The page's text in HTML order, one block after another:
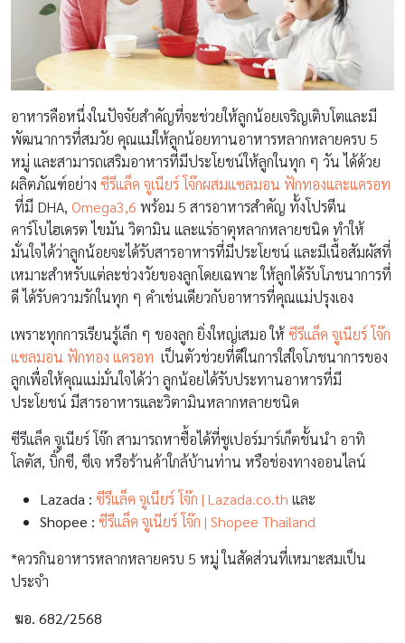
อาหารคือหนึ่งในปัจจัยสำคัญที่จะช่วยให้ลูกน้อยเจริญเติบโตและมี
พัฒนาการที่สมวัย คุณแม่ให้ลูกน้อยทานอาหารหลากหลายครบ 5
หมู่ และสามารถเสริมอาหารที่มีประโยชน์ให้ลูกในทุก ๆ วัน ได้ด้วย
ผลิตภัณฑ์อย่าง ซีรีแล็ค จูเนียร์ โจ๊กผสมแซลมอน ฟักทองและแครอท
ที่มี DHA, Omega3,6 พร้อม 5 สารอาหารสำคัญ ทั้งโปรตีน
คาร์โบไฮเดรต ไขมัน วิตามิน และแร่ธาตุหลากหลายชนิด ทำให้
มั่นใจได้ว่าลูกน้อยจะได้รับสารอาหารที่มีประโยชน์ และมีเนื้อสัมผัสที่
เหมาะสำหรับแต่ละช่วงวัยของลูกโดยเฉพาะ ให้ลูกได้รับโภชนาการที่
ดี ได้รับความรักในทุก ๆ คำเช่นเดียวกับอาหารที่คุณแม่ปรุงเอง
เพราะทุกการเรียนรู้เล็ก ๆ ของลูก ยิ่งใหญ่เสมอ ให้ ซีรีแล็ค จูเนียร์ โจ๊ก
แซลมอน ฟักทอง แครอท เป็นตัวช่วยที่ดีในการใส่ใจโภชนาการของ
ลูกเพื่อให้คุณแม่มั่นใจได้ว่า ลูกน้อยได้รับประทานอาหารที่มี
ประโยชน์ มีสารอาหารและวิตามินหลากหลายชนิด
ซีรีแล็ค จูเนียร์ โจ๊ก สามารถหาซื้อได้ที่ซูเปอร์มาร์เก็ตชั้นนำ อาทิ
โลตัส, บิ๊กซี, ซีเจ หรือร้านค้าใกล้บ้านท่าน หรือช่องทางออนไลน์
Lazada : ซีรีแล็ค จูเนียร์ โจ๊ก | Lazada.co.th และ
Shopee : ซีรีแล็ค จูเนียร์ โจ๊ก | Shopee Thailand
*ควรกินอาหารหลากหลายครบ 5 หมู่ ในสัดส่วนที่เหมาะสมเป็น
ประจำ
ฆอ. 682/2568